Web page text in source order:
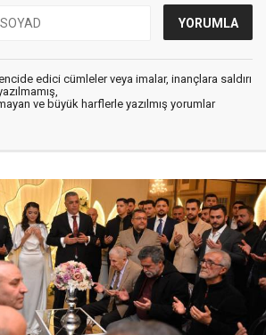
edici cümleler veya imalar, inançlara saldırı
ve büyük harflerle yazılmış yorumlar